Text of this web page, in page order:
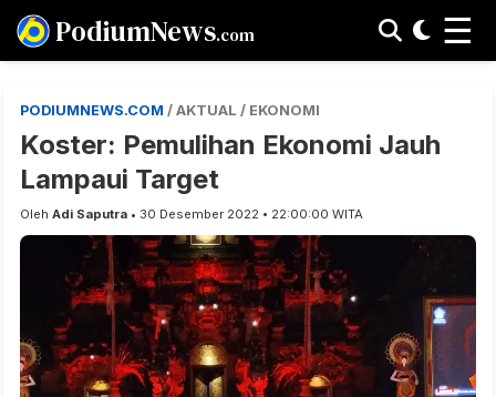
PodiumNews.com ☰
PODIUMNEWS.COM / AKTUAL / EKONOMI
Koster: Pemulihan Ekonomi Jauh
Lampaui Target
Oleh Adi Saputra • 30 Desember 2022 • 22:00:00 WITA